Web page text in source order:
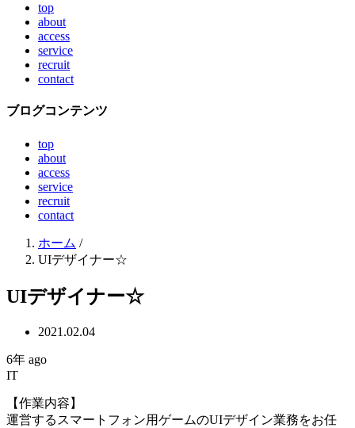
top
about
access
service
recruit
contact
ブログコンテンツ
top
about
access
service
recruit
contact
ホーム /
UIデザイナー☆
UIデザイナー☆
2021.02.04
6年 ago
IT
【作業内容】
運営するスマートフォン用ゲームのUIデザイン業務をお任